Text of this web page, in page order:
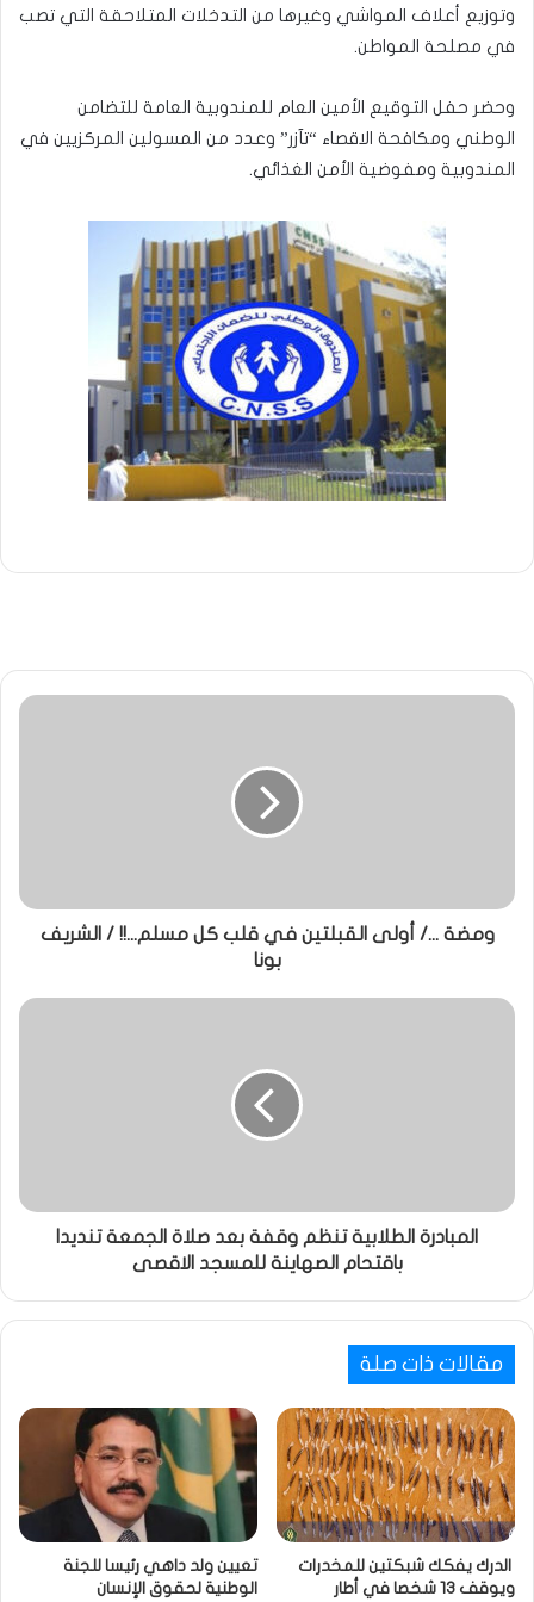
وتوزيع أعلاف المواشي وغيرها من التدخلات المتلاحقة التي تصب
في مصلحة المواطن.
وحضر حفل التوقيع الأمين العام للمندوبية العامة للتضامن
الوطني ومكافحة الاقصاء “تآزر” وعدد من المسولين المركزيين في
المندوبية ومفوضية الأمن الغذائي.
ومضة .../ أولى القبلتين في قلب كل مسلم...!! / الشريف
بونا
المبادرة الطلابية تنظم وقفة بعد صلاة الجمعة تنديدا
باقتحام الصهاينة للمسجد الاقصى
مقالات ذات صلة
الدرك يفكك شبكتين للمخدرات
ويوقف 13 شخصا في أطار
تعيين ولد داهي رئيسا للجنة
الوطنية لحقوق الإنسان